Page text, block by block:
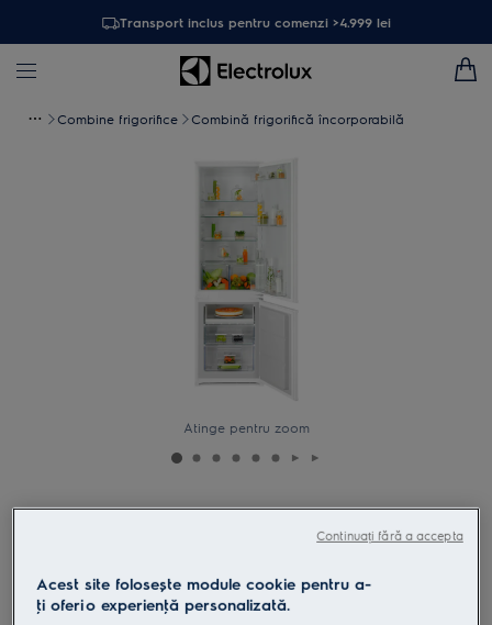
Transport inclus pentru comenzi >4.999 lei
Combine frigorifice Combină frigorifică încorporabilă
Atinge pentru zoom
ENA6LE18S
Combină frigorifică încorporabilă
Static low frost clasă E 271 litri H 177
cm Alb
Acest site folosește module cookie pentru a-
ţi oferi o experienţă personalizată.
Continuați fără a accepta